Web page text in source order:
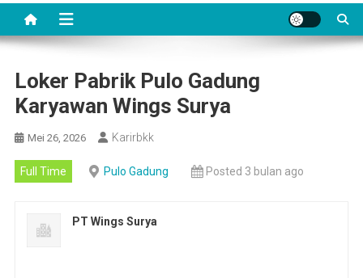
Loker Pabrik Pulo Gadung
Karyawan Wings Surya
Mei 26, 2026 Karirbkk
Full Time Pulo Gadung Posted 3 bulan ago
PT Wings Surya